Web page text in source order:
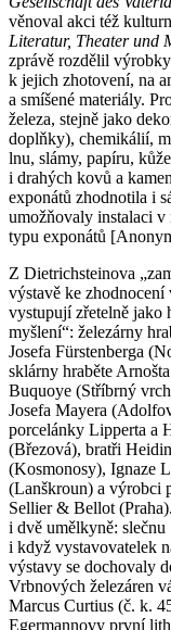
věnoval akci též
Literatur, Theater und
zprávě rozdělil
k jejich zhotovení, na
a smíšené materiály.
železa, stejně jako
doplňky), chemikálií,
lnu, slámy, papíru,
i drahých kovů a
exponátů zhodnotila i
umožňovaly instalaci v
typu exponátů
Z Dietrichsteinova
výstavě ke
vystupují zřetelně jako
myšlení“: železárny
Josefa Fürstenberga
sklárny hraběte
Buquoye (Stříbrný
Josefa Mayera
porcelánky Lipperta a
(Březová), bratři
(Kosmonosy), Ignaze
(Lanškroun) a výrobci
Sellier & Bellot
i dvě umělkyně:
i když vystavovatelek
výstavy se dochovaly
Vrbnových železáren
Marcus Curtius (č. k.
Egermannovy první